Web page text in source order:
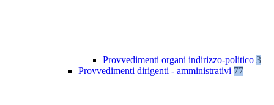
Provvedimenti organi indirizzo-politico 3
Provvedimenti dirigenti - amministrativi 77